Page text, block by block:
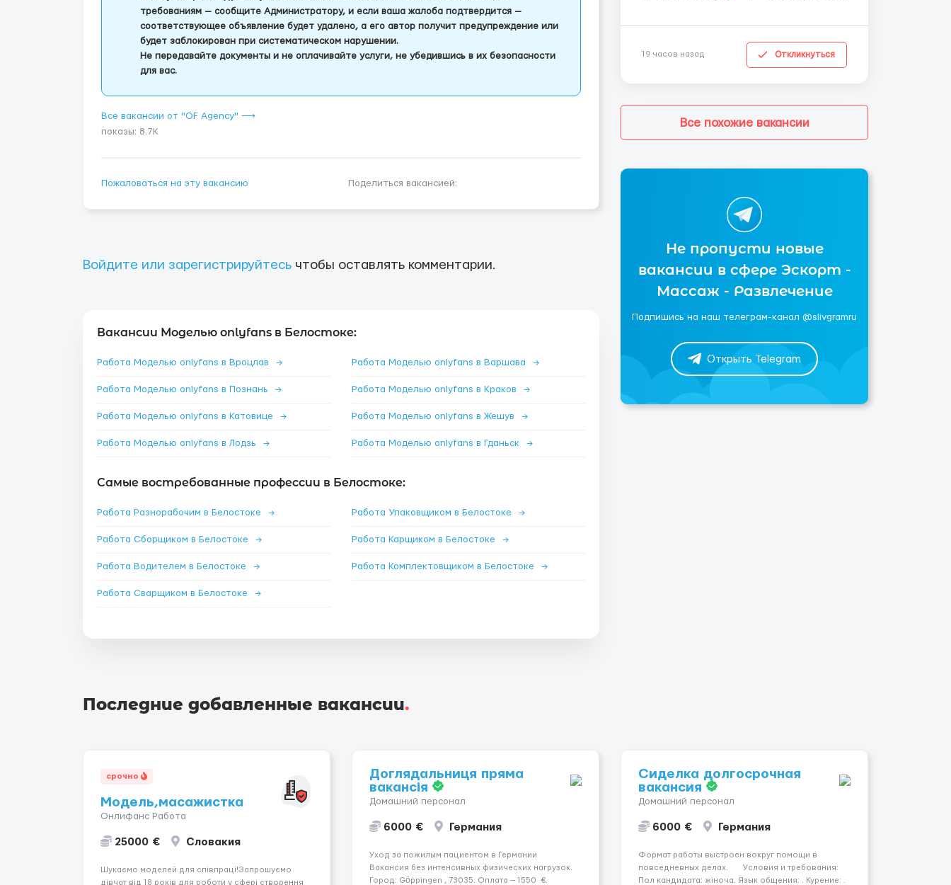
требованиям — сообщите Администратору, и если ваша жалоба подтвердится —
соответствующее объявление будет удалено, а его автор получит предупреждение или
будет заблокирован при систематическом нарушении.
Не передавайте документы и не оплачивайте услуги, не убедившись в их безопасности
для вас.
Все вакансии от "OF Agency" ⟶
показы: 8.7K
Пожаловаться на эту вакансию Поделиться вакансией:
Войдите или зарегистрируйтесь чтобы оставлять комментарии.
Вакансии Моделью onlyfans в Белостоке:
Работа Моделью onlyfans в Вроцлав → Работа Моделью onlyfans в Варшава →
Работа Моделью onlyfans в Познань → Работа Моделью onlyfans в Краков →
Работа Моделью onlyfans в Катовице → Работа Моделью onlyfans в Жешув →
Работа Моделью onlyfans в Лодзь → Работа Моделью onlyfans в Гданьск →
Самые востребованные профессии в Белостоке:
Работа Разнорабочим в Белостоке → Работа Упаковщиком в Белостоке →
Работа Сборщиком в Белостоке → Работа Карщиком в Белостоке →
Работа Водителем в Белостоке → Работа Комплектовщиком в Белостоке →
Работа Сварщиком в Белостоке →
19 часов назад Откликнуться
Все похожие вакансии
Не пропусти новые
вакансии в сфере Эскорт -
Массаж - Развлечение
Подпишись на наш телеграм-канал @slivgramru
Открыть Telegram
Последние добавленные вакансии.
срочно
Модель,масажистка
Онлифанс Работа
25000 € Словакия
Шукаємо моделей для співпраці!Запрошуємо
дівчат від 18 років для роботи у сфері створення
Доглядальниця пряма
вакансія
Домашний персонал
6000 € Германия
Уход за пожилым пациентом в Германии
Вакансия без интенсивных физических нагрузок.
Город: Göppingen , 73035. Оплата — 1550 €.
Сиделка долгосрочная
вакансия
Домашний персонал
6000 € Германия
Формат работы выстроен вокруг помощи в
повседневных делах. Условия и требования:
Пол кандидата: жіноча. Язык общения: . Курение: .